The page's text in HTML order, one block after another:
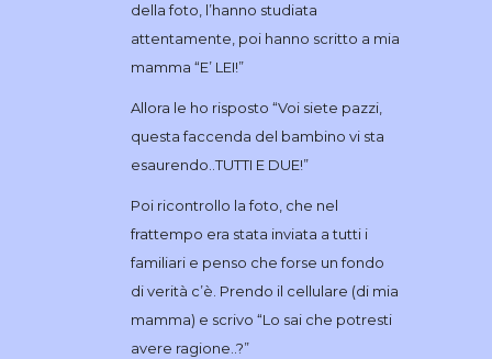
della foto, l’hanno studiata
attentamente, poi hanno scritto a mia
mamma “E’ LEI!”
Allora le ho risposto “Voi siete pazzi,
questa faccenda del bambino vi sta
esaurendo..TUTTI E DUE!”
Poi ricontrollo la foto, che nel
frattempo era stata inviata a tutti i
familiari e penso che forse un fondo
di verità c’è. Prendo il cellulare (di mia
mamma) e scrivo “Lo sai che potresti
avere ragione..?”